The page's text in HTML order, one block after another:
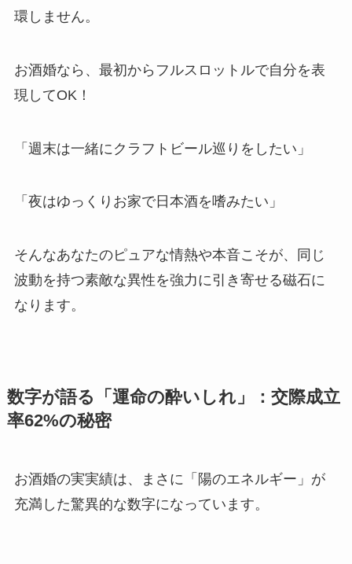
環しません。
お酒婚なら、最初からフルスロットルで自分を表
現してOK！
「週末は一緒にクラフトビール巡りをしたい」
「夜はゆっくりお家で日本酒を嗜みたい」
そんなあなたのピュアな情熱や本音こそが、同じ
波動を持つ素敵な異性を強力に引き寄せる磁石に
なります。
数字が語る「運命の酔いしれ」：交際成立
率62%の秘密
お酒婚の実実績は、まさに「陽のエネルギー」が
充満した驚異的な数字になっています。